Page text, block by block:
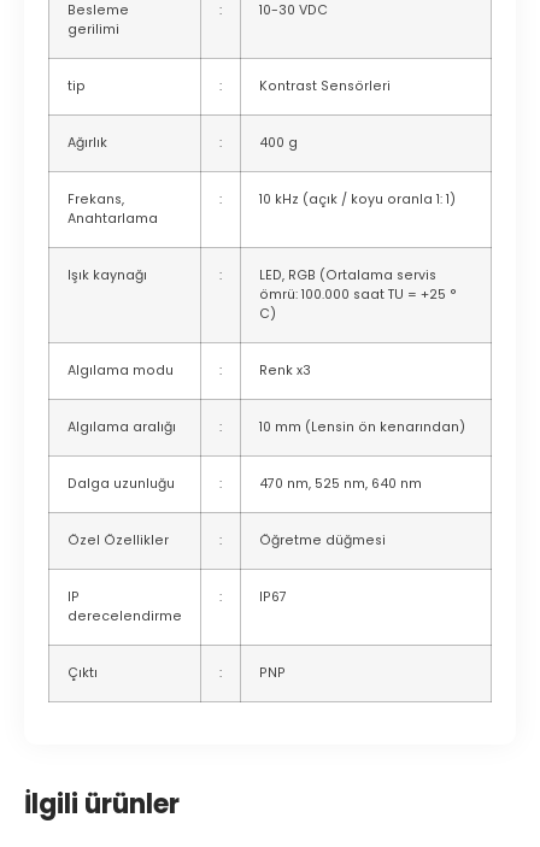
Besleme
gerilimi
: 10-30 VDC
tip : Kontrast Sensörleri
Ağırlık : 400 g
Frekans,
Anahtarlama
: 10 kHz (açık / koyu oranla 1: 1)
Işık kaynağı :
LED, RGB (Ortalama servis
ömrü: 100.000 saat TU = +25 °
C)
Algılama modu : Renk x3
Algılama aralığı : 10 mm (Lensin ön kenarından)
Dalga uzunluğu : 470 nm, 525 nm, 640 nm
Özel Özellikler : Öğretme düğmesi
IP
derecelendirme
: IP67
Çıktı : PNP
İlgili ürünler